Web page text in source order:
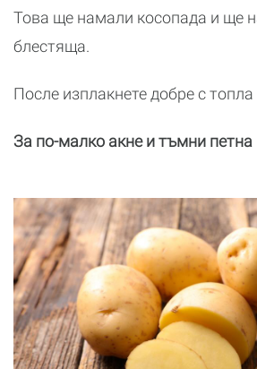
Това ще намали косопада и ще
блестяща.
После изплакнете добре с топла
За по-малко акне и тъмни петна